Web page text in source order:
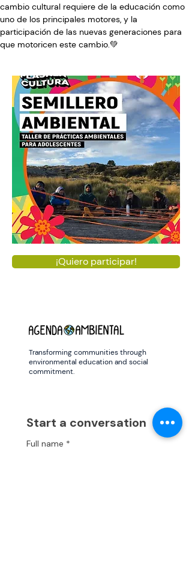
cambio cultural requiere de la educación como
uno de los principales motores, y la
participación de las nuevas generaciones para
que motoricen este cambio.💚⁣
¡Quiero participar!
Transforming communities through
environmental education and social
commitment.
Start a conversation
Full name *